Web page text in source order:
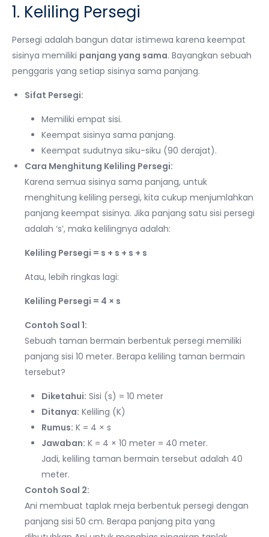
1. Keliling Persegi
Persegi adalah bangun datar istimewa karena keempat
sisinya memiliki panjang yang sama. Bayangkan sebuah
penggaris yang setiap sisinya sama panjang.
Sifat Persegi:
Memiliki empat sisi.
Keempat sisinya sama panjang.
Keempat sudutnya siku-siku (90 derajat).
Cara Menghitung Keliling Persegi:
Karena semua sisinya sama panjang, untuk
menghitung keliling persegi, kita cukup menjumlahkan
panjang keempat sisinya. Jika panjang satu sisi persegi
adalah ‘s’, maka kelilingnya adalah:
Keliling Persegi = s + s + s + s
Atau, lebih ringkas lagi:
Keliling Persegi = 4 × s
Contoh Soal 1:
Sebuah taman bermain berbentuk persegi memiliki
panjang sisi 10 meter. Berapa keliling taman bermain
tersebut?
Diketahui: Sisi (s) = 10 meter
Ditanya: Keliling (K)
Rumus: K = 4 × s
Jawaban: K = 4 × 10 meter = 40 meter.
Jadi, keliling taman bermain tersebut adalah 40
meter.
Contoh Soal 2:
Ani membuat taplak meja berbentuk persegi dengan
panjang sisi 50 cm. Berapa panjang pita yang